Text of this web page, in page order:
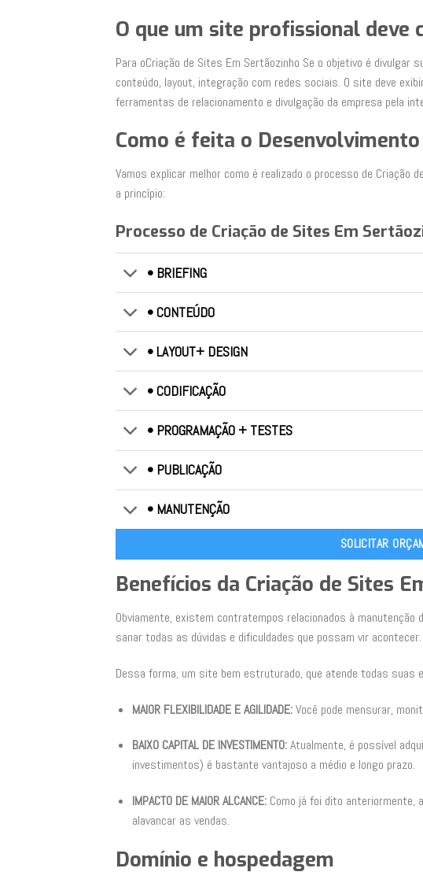
O que um site profissional deve
Para oCriação de Sites Em Sertãozinho Se o objetivo é divulgar
conteúdo, layout, integração com redes sociais. O site deve
ferramentas de relacionamento e divulgação da empresa pela
Como é feita o
Vamos explicar melhor como é realizado o processo de
a princípio:
Processo de Criação de Sites Em
• BRIEFING
• CONTEÚDO
• LAYOUT+ DESIGN
• CODIFICAÇÃO
• PROGRAMAÇÃO + TESTES
• PUBLICAÇÃO
• MANUTENÇÃO
SOLICITAR
Benefícios da Criação de Sites
Obviamente, existem contratempos relacionados à
sanar todas as dúvidas e dificuldades que possam vir acontecer.
Dessa forma, um site bem estruturado, que atende todas suas
MAIOR FLEXIBILIDADE E AGILIDADE:Você pode mensurar,
BAIXO CAPITAL DE INVESTIMENTO:Atualmente, é possível
investimentos) é bastante vantajoso a médio e longo prazo.
IMPACTO DE MAIOR ALCANCE: Como já foi dito anteriormente,
alavancar as vendas.
Domínio e hospedagem